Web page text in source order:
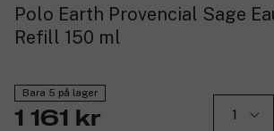
Polo Earth Provencial Sage
Refill 150 ml
Bara 5 på lager
1 161 kr